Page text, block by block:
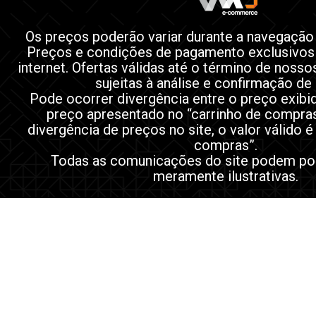
Os preços poderão variar durante a
Preços e condições de pagamento
internet. Ofertas válidas até o término de
sujeitas à análise e confirmação de
Pode ocorrer divergência entre o preço
preço apresentado no “carrinho de
divergência de preços no site, o valor válido é
compras”.
Todas as comunicações do site podem
meramente ilustrativas.